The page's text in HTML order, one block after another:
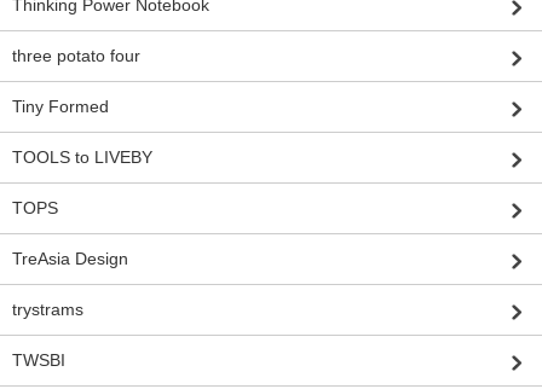
Thinking Power Notebook
three potato four
Tiny Formed
TOOLS to LIVEBY
TOPS
TreAsia Design
trystrams
TWSBI